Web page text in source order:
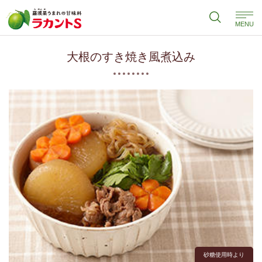
MENU
大根のすき焼き風煮込み
砂糖使用時より